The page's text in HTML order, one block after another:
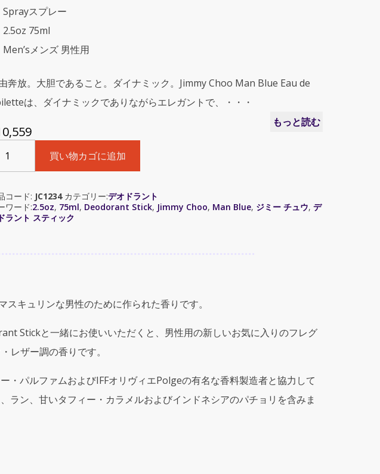
Sprayスプレー
2.5oz 75ml
Men’sメンズ 男性用
奔放。大胆であること。ダイナミック。Jimmy Choo Man Blue Eau de
は、ダイナミックでありながらエレガントで、・・・
もっと読む
買い物カゴに追加
コード: JC1234カテゴリー:デオドラント
ワード:2.5oz, 75ml, Deodorant Stick, Jimmy Choo, Man Blue, ジミー チュウ, デ
ラント スティック
キュリンな男性のために作られた香りです。
Stickと一緒にお使いいただくと、男性用の新しいお気に入りのフレグ
レザー調の香りです。
パルファムおよびIFFオリヴィエPolgeの有名な香料製造者と協力して
ン、甘いタフィー・カラメルおよびインドネシアのパチョリを含みま